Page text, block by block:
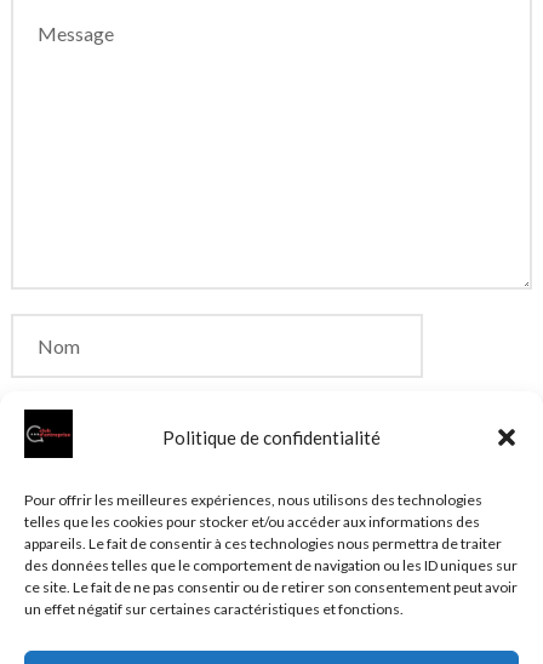
Politique de confidentialité
Pour offrir les meilleures expériences, nous utilisons des technologies
telles que les cookies pour stocker et/ou accéder aux informations des
appareils. Le fait de consentir à ces technologies nous permettra de traiter
des données telles que le comportement de navigation ou les ID uniques sur
ce site. Le fait de ne pas consentir ou de retirer son consentement peut avoir
un effet négatif sur certaines caractéristiques et fonctions.
Enregistrer mon nom, mon e-mail et mon site dans
le navigateur pour mon prochain commentaire.